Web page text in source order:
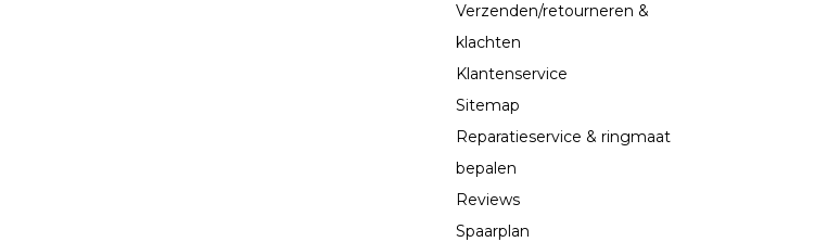
Verzenden/retourneren &
klachten
Klantenservice
Sitemap
Reparatieservice & ringmaat
bepalen
Reviews
Spaarplan